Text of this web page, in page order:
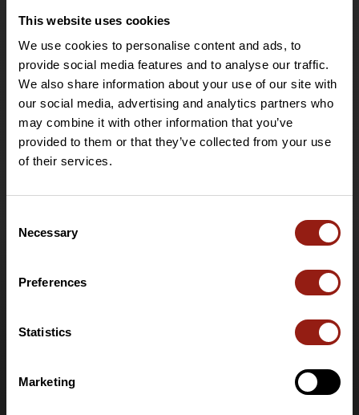
This website uses cookies
We use cookies to personalise content and ads, to
provide social media features and to analyse our traffic.
We also share information about your use of our site with
our social media, advertising and analytics partners who
may combine it with other information that you’ve
provided to them or that they’ve collected from your use
of their services.
Selection
Necessary
Preferences
Statistics
Marketing
OpenRunner
Equipe
Carrières
À propos
Le Mag'
Offres
Offre particuliers
Aide